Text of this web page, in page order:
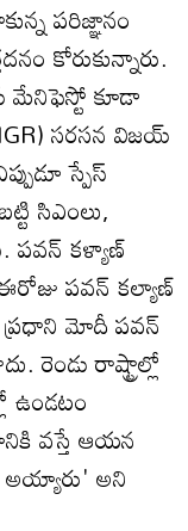
పరిజ్ఞానం
కోరుకున్నారు.
మేనిఫెస్టో కూడా
సరసన విజయ్‌
స్పేస్‌
సిఎంలు,
పవన్ కళ్యాణ్
పవన్ కల్యాణ్
మోదీ పవన్
రెండు రాష్ట్రాల్లో
వస్తే ఆయన
అని